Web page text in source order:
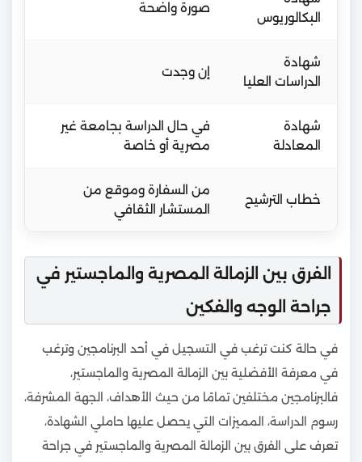
البكالوريوس
صورة واضحة
شهادة
الدراسات العليا
إن وجدت
شهادة
المعادلة
في حال الدراسة بجامعة غير
مصرية أو خاصة
خطاب الترشيح
من السفارة وموقع من
المستشار الثقافي
الفرق بين الزمالة المصرية والماجستير في
جراحة الوجه والفكين
في حالة كنت ترغب في التسجيل في أحد البرنامجين وترغب
في معرفة الأفضلية بين الزمالة المصرية والماجستير،
فالبرنامجين مختلفين تمامًا من حيث الأهداف، الجهة المشرفة،
رسوم الدراسة، المميزات التي يحصل عليها حاملي الشهادة،
تعرف على الفرق بين الزمالة المصرية والماجستير في جراحة